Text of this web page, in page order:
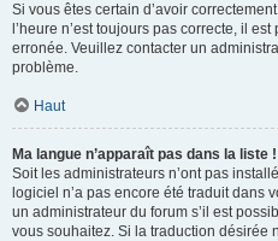
Si vous êtes certain d’avoir
l’heure n’est toujours pas correcte, il
erronée. Veuillez contacter un
problème.
Haut
Ma langue n’apparaît pas dans la liste !
Soit les administrateurs n’ont pas
logiciel n’a pas encore été traduit dans
un administrateur du forum s’il est
vous souhaitez. Si la traduction désirée